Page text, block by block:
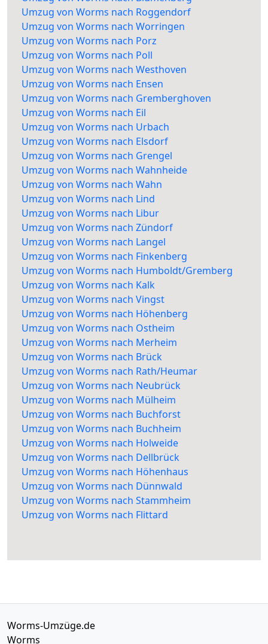
Umzug von Worms nach Roggendorf
Umzug von Worms nach Worringen
Umzug von Worms nach Porz
Umzug von Worms nach Poll
Umzug von Worms nach Westhoven
Umzug von Worms nach Ensen
Umzug von Worms nach Gremberghoven
Umzug von Worms nach Eil
Umzug von Worms nach Urbach
Umzug von Worms nach Elsdorf
Umzug von Worms nach Grengel
Umzug von Worms nach Wahnheide
Umzug von Worms nach Wahn
Umzug von Worms nach Lind
Umzug von Worms nach Libur
Umzug von Worms nach Zündorf
Umzug von Worms nach Langel
Umzug von Worms nach Finkenberg
Umzug von Worms nach Humboldt/Gremberg
Umzug von Worms nach Kalk
Umzug von Worms nach Vingst
Umzug von Worms nach Höhenberg
Umzug von Worms nach Ostheim
Umzug von Worms nach Merheim
Umzug von Worms nach Brück
Umzug von Worms nach Rath/Heumar
Umzug von Worms nach Neubrück
Umzug von Worms nach Mülheim
Umzug von Worms nach Buchforst
Umzug von Worms nach Buchheim
Umzug von Worms nach Holweide
Umzug von Worms nach Dellbrück
Umzug von Worms nach Höhenhaus
Umzug von Worms nach Dünnwald
Umzug von Worms nach Stammheim
Umzug von Worms nach Flittard
Worms-Umzüge.de
Worms